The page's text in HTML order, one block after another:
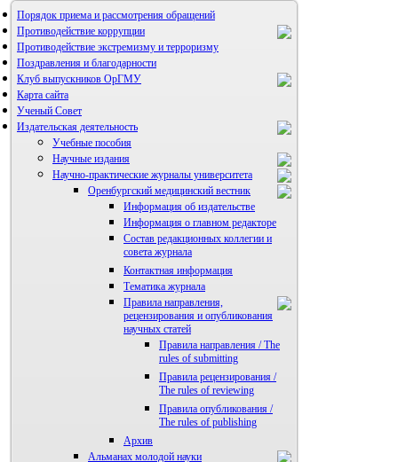
Порядок приема и рассмотрения обращений
Противодействие коррупции
Противодействие экстремизму и терроризму
Поздравления и благодарности
Клуб выпускников ОрГМУ
Карта сайта
Ученый Совет
Издательская деятельность
Учебные пособия
Научные издания
Научно-практические журналы университета
Оренбургский медицинский вестник
Информация об издательстве
Информация о главном редакторе
Состав редакционных коллегии и
совета журнала
Контактная информация
Тематика журнала
Правила направления,
рецензирования и опубликования
научных статей
Правила направления / The
rules of submitting
Правила рецензирования /
The rules of reviewing
Правила опубликования /
The rules of publishing
Архив
Альманах молодой науки